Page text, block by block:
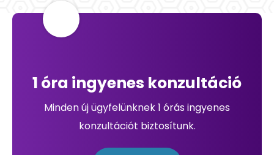
1 óra ingyenes konzultáció
Minden új ügyfelünknek 1 órás ingyenes
konzultációt biztosítunk.